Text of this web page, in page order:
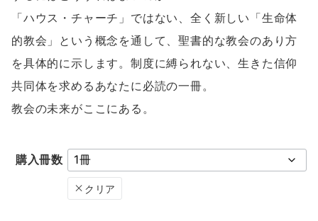
「ハウス・チャーチ」ではない、全く新しい「生命体
的教会」という概念を通して、聖書的な教会のあり方
を具体的に示します。制度に縛られない、生きた信仰
共同体を求めるあなたに必読の一冊。
教会の未来がここにある。
購入冊数
クリア